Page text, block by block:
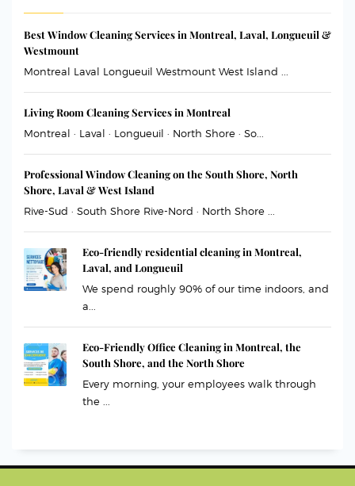
Best Window Cleaning Services in Montreal, Laval, Longueuil &
Westmount
Montreal Laval Longueuil Westmount West Island ...
Living Room Cleaning Services in Montreal
Montreal · Laval · Longueuil · North Shore · So...
Professional Window Cleaning on the South Shore, North
Shore, Laval & West Island
Rive-Sud · South Shore Rive-Nord · North Shore ...
Eco-friendly residential cleaning in Montreal,
Laval, and Longueuil
We spend roughly 90% of our time indoors, and
a...
Eco-Friendly Office Cleaning in Montreal, the
South Shore, and the North Shore
Every morning, your employees walk through
the ...